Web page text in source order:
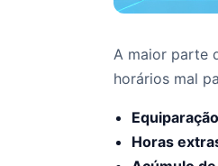
A maior parte
horários mal
Horas